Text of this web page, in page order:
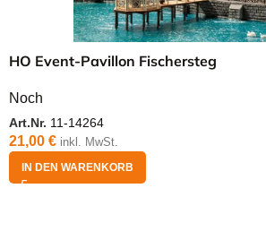
HO Event-Pavillon Fischersteg
Noch
Art.Nr. 11-14264
21,00 € inkl. MwSt.
IN DEN WARENKORB